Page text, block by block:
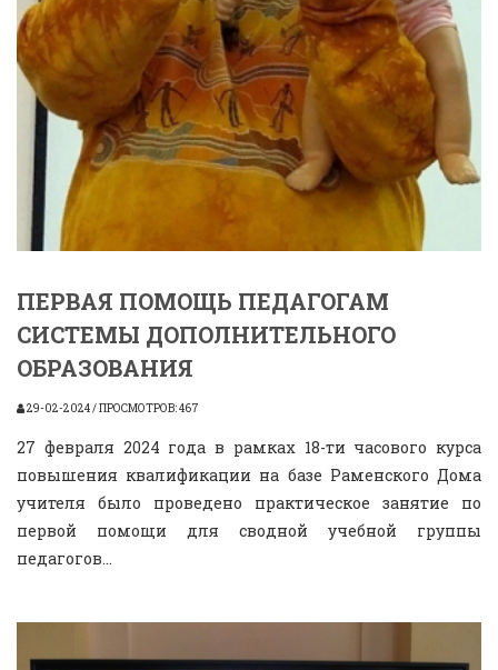
ПЕРВАЯ ПОМОЩЬ ПЕДАГОГАМ
СИСТЕМЫ ДОПОЛНИТЕЛЬНОГО
ОБРАЗОВАНИЯ
29-02-2024 / ПРОСМОТРОВ: 467
27 февраля 2024 года в рамках 18-ти часового курса
повышения квалификации на базе Раменского Дома
учителя было проведено практическое занятие по
первой помощи для сводной учебной группы
педагогов...